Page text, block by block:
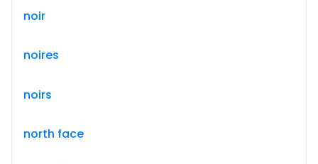
noir
noires
noirs
north face